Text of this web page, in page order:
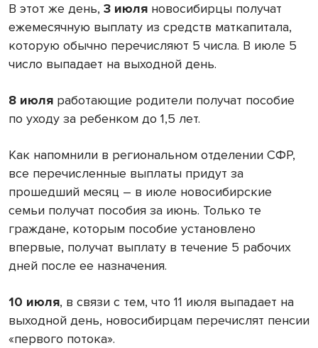
В этот же день, 3 июля новосибирцы получат
ежемесячную выплату из средств маткапитала,
которую обычно перечисляют 5 числа. В июле 5
число выпадает на выходной день.
8 июля работающие родители получат пособие
по уходу за ребенком до 1,5 лет.
Как напомнили в региональном отделении СФР,
все перечисленные выплаты придут за
прошедший месяц – в июле новосибирские
семьи получат пособия за июнь. Только те
граждане, которым пособие установлено
впервые, получат выплату в течение 5 рабочих
дней после ее назначения.
10 июля, в связи с тем, что 11 июля выпадает на
выходной день, новосибирцам перечислят пенсии
«первого потока».